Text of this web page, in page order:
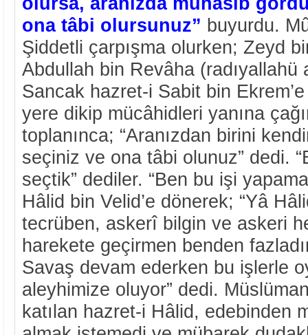
ona tâbi olursunuz” buyurdu.
Şiddetli çarpışma olurken; Zeyd
Abdullah bin Revâha
Sancak hazret-i Sabit bin
yere dikip mücâhidleri yanına
toplanınca; “Aranızdan birini
seçiniz ve ona tâbi olunuz” dedi.
seçtik” dediler. “Ben bu işi
Hâlid bin Velid’e dönerek; “Yâ
tecrüben, askerî bilgin ve askeri
harekete geçirmen benden
Savaş devam ederken bu işlerle
aleyhimize oluyor” dedi.
katılan hazret-i Hâlid, edebinden